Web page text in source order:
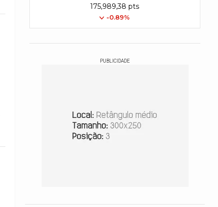
175,989,38 pts
-0.89%
PUBLICIDADE